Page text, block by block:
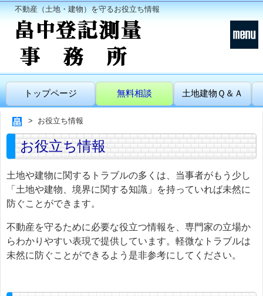
不動産（土地・建物）を守るお役立ち情報
トップページ 無料相談 土地建物Ｑ＆Ａ
お役立ち情報
お役立ち情報
土地や建物に関するトラブルの多くは、当事者がもう少し
「土地や建物、境界に関する知識」を持っていれば未然に
防ぐことができます。
不動産を守るために必要な役立つ情報を、専門家の立場か
らわかりやすい表現で提供しています。軽微なトラブルは
未然に防ぐことができるよう是非参考にしてください。